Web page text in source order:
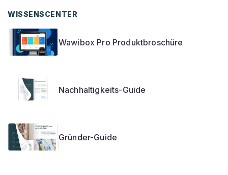
WISSENSCENTER
Wawibox Pro Produktbroschüre
Nachhaltigkeits-Guide
Gründer-Guide